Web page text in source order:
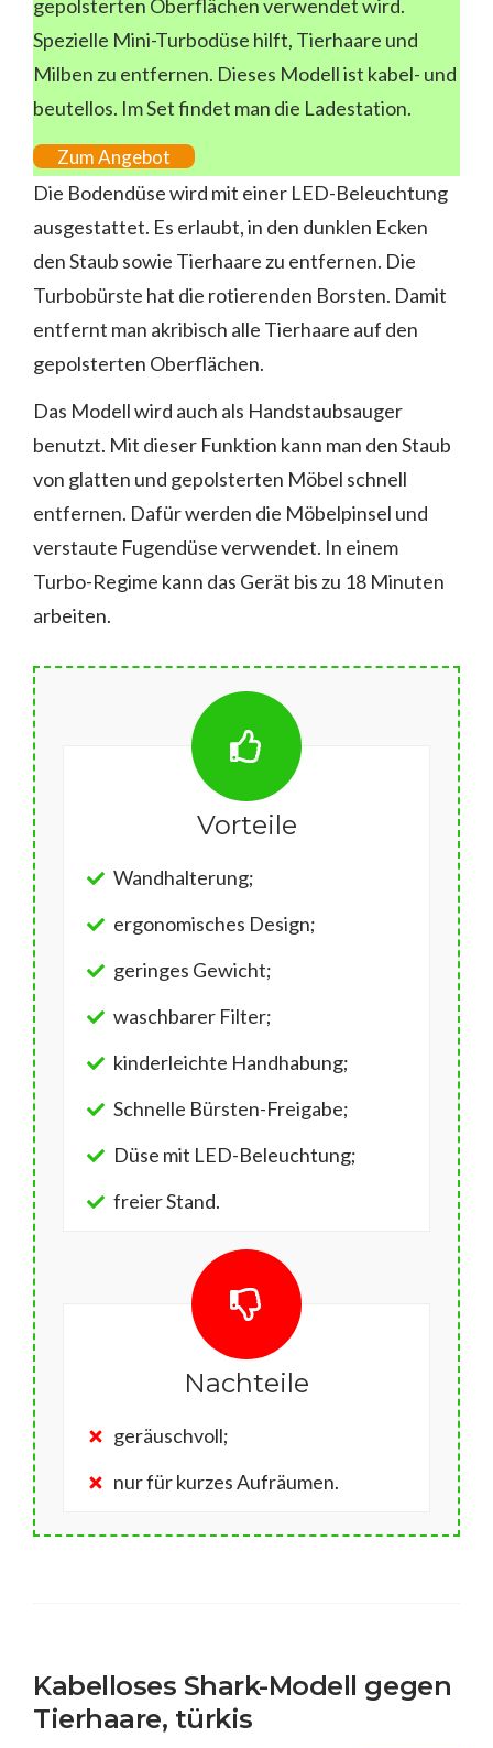
gepolsterten Oberflächen verwendet wird.
Spezielle Mini-Turbodüse hilft, Tierhaare und
Milben zu entfernen. Dieses Modell ist kabel- und
beutellos. Im Set findet man die Ladestation.
Zum Angebot
Die Bodendüse wird mit einer LED-Beleuchtung
ausgestattet. Es erlaubt, in den dunklen Ecken
den Staub sowie Tierhaare zu entfernen. Die
Turbobürste hat die rotierenden Borsten. Damit
entfernt man akribisch alle Tierhaare auf den
gepolsterten Oberflächen.
Das Modell wird auch als Handstaubsauger
benutzt. Mit dieser Funktion kann man den Staub
von glatten und gepolsterten Möbel schnell
entfernen. Dafür werden die Möbelpinsel und
verstaute Fugendüse verwendet. In einem
Turbo-Regime kann das Gerät bis zu 18 Minuten
arbeiten.
Vorteile
Wandhalterung;
ergonomisches Design;
geringes Gewicht;
waschbarer Filter;
kinderleichte Handhabung;
Schnelle Bürsten-Freigabe;
Düse mit LED-Beleuchtung;
freier Stand.
Nachteile
geräuschvoll;
nur für kurzes Aufräumen.
Kabelloses Shark-Modell gegen
Tierhaare, türkis